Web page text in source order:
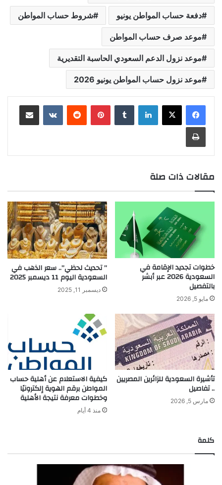
دفعة حساب المواطن يونيو شروط حساب المواطن
موعد صرف حساب المواطن
موعد نزول الدعم السعودي الحاسبة التقديرية
موعد نزول حساب المواطن يونيو 2026
لينكدإن بينتيريست مشاركة عبر البريد
طباعة
مقالات ذات صلة
خطوات تجديد الإقامة في
السعودية 2026 عبر أبشر
بالتفصيل
مايو 5, 2026
” تحديث لحظي”.. سعر الذهب في
السعودية اليوم 11 ديسمبر 2025
ديسمبر 11, 2025
تأشيرة السعودية للزائرين المصريين
.. تفاصيل
مارس 5, 2026
كيفية الاستعلام عن أهلية حساب
المواطن برقم الهوية إلكترونيًا
وخطوات معرفة نتيجة الأهلية
منذ 4 أيام
كلمة